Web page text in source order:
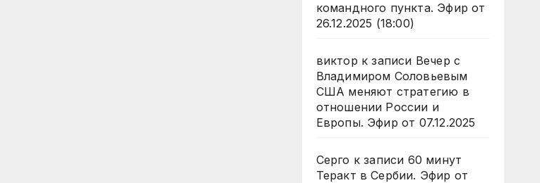
командного пункта. Эфир от
26.12.2025 (18:00)
виктор к записи Вечер с
Владимиром Соловьевым
США меняют стратегию в
отношении России и
Европы. Эфир от 07.12.2025
Серго к записи 60 минут
Теракт в Сербии. Эфир от